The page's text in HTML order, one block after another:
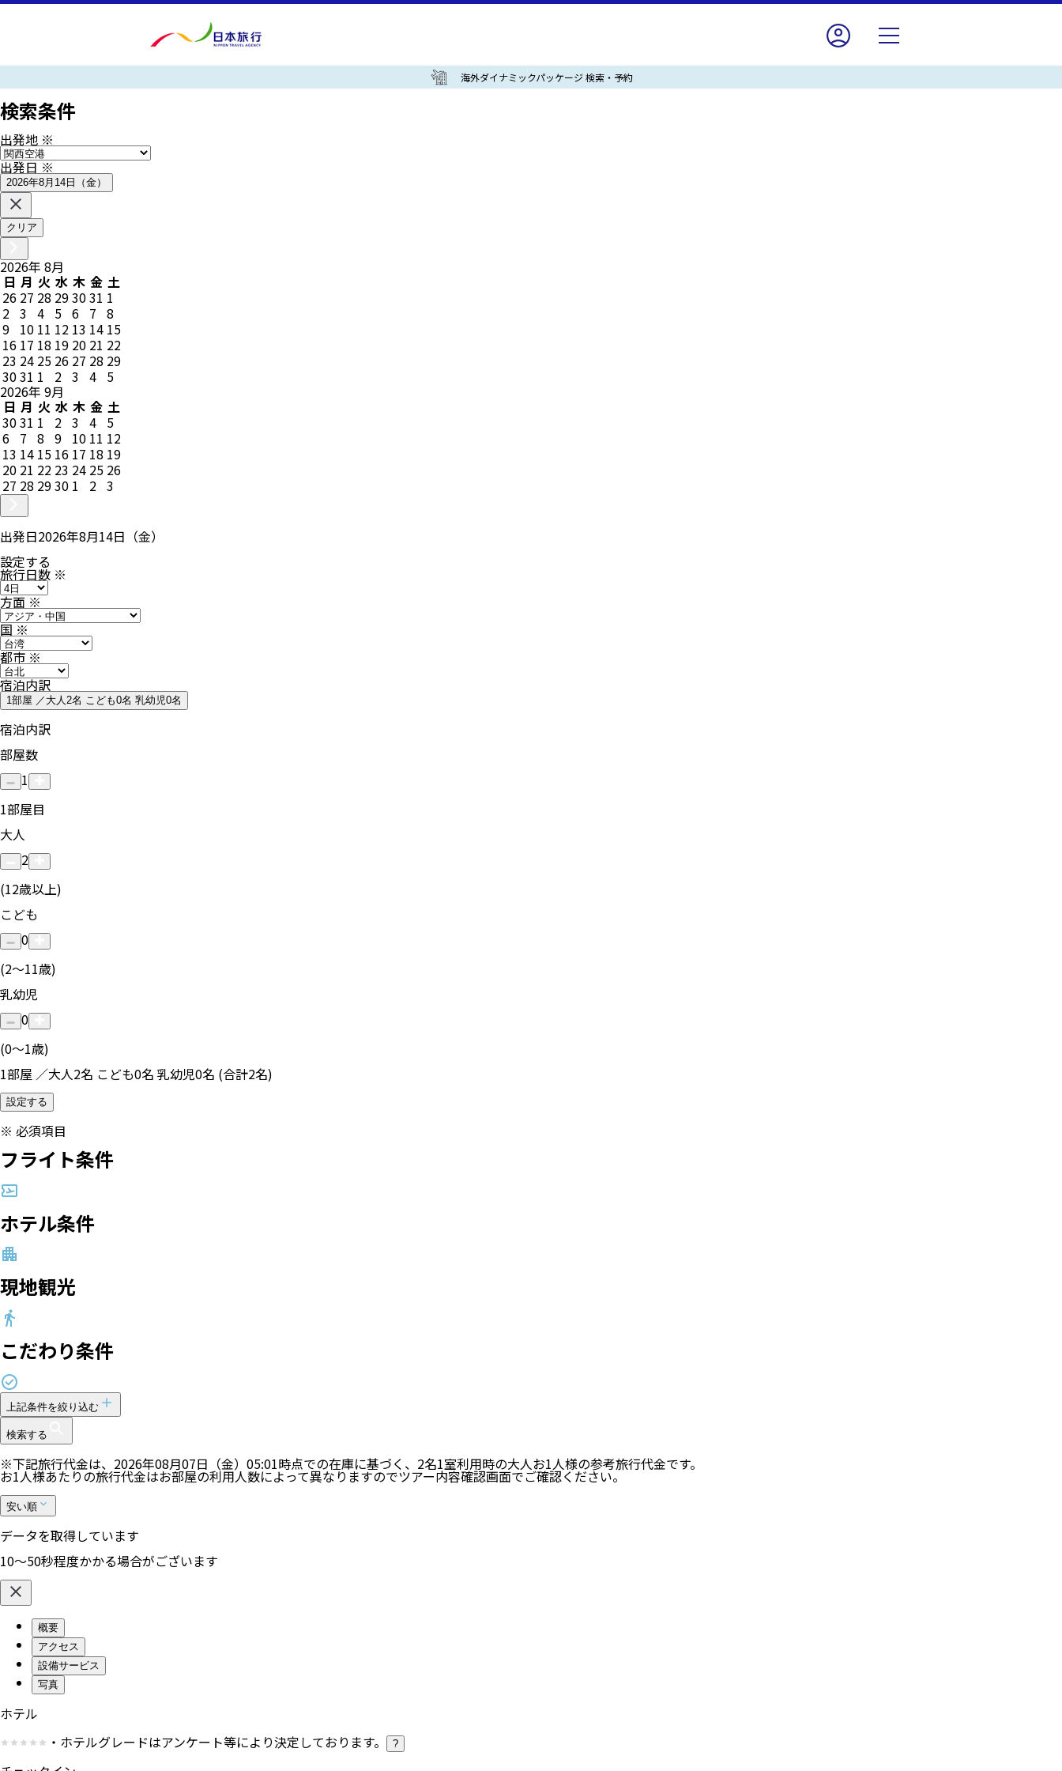
海外ダイナミックパッケージ 検索・予約
検索条件
出発地 ※
出発日※
2026年8月14日（金）
クリア
2026年 8月
日 月 火 水 木 金 土
26 27 28 293031 1
2 3 4 5 6 7 8
9 10 11 12 13 14 15
16 17 18 19 20 21 22
23 24 25 26 27 28 29
3031 1 2 3 4 5
2026年 9月
日 月 火 水 木 金 土
3031 1 2 3 4 5
6 7 8 9 10 11 12
13 14 15 16 17 18 19
20 21 22 23 24 25 26
27 28 2930 1 2 3
出発日2026年8月14日（金）
設定する
旅行日数 ※
方面※
国※
都市※
宿泊内訳
1部屋 ／大人2名 こども0名 乳幼児0名
宿泊内訳
部屋数
1
1部屋目
大人
2
(12歳以上)
こども
0
(2〜11歳)
乳幼児
0
(0〜1歳)
1部屋 ／大人2名 こども0名 乳幼児0名 (合計2名)
設定する
※ 必須項目
フライト条件
ホテル条件
現地観光
こだわり条件
上記条件を絞り込む
検索する
※下記旅行代金は、 2026年08月07日（金）05:01時点での在庫に基づく、 2名1室利用時の大人お1人様の参考旅行代金です。
お1人様あたりの旅行代金はお部屋の利用人数によって異なりますのでツアー内容確認画面でご確認ください。
安い順
データを取得しています
10〜50秒程度かかる場合がございます
概要
アクセス
設備サービス
写真
ホテル
・ホテルグレードはアンケート等により決定しております。
?